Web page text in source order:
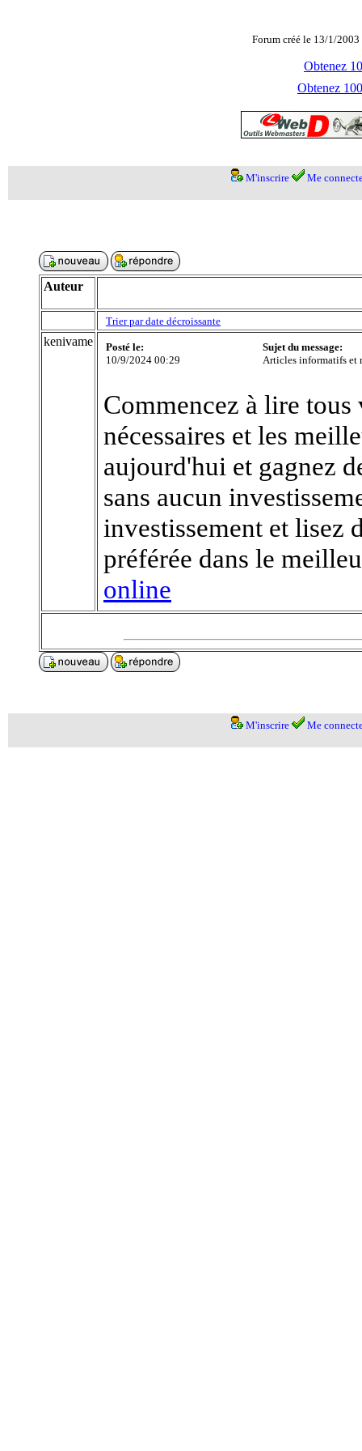
Forum créé le 13/1/
Obtenez
Obtenez
M'inscrire Me
Auteur
Trier par date décroissante
kenivame
Posté le:
10/9/2024 00:29
Sujet du message:
Articles informatifs et
Commencez à lire
nécessaires et les
aujourd'hui et gagnez
sans aucun
investissement et lisez
préférée dans le
online
M'inscrire Me